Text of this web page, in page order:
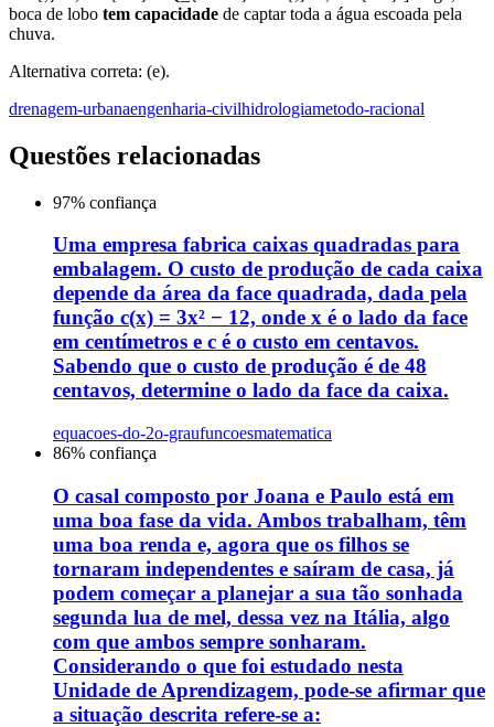
boca de lobo tem capacidade de captar toda a água escoada pela
chuva.
Alternativa correta: (e).
drenagem-urbanaengenharia-civilhidrologiametodo-racional
Questões relacionadas
97% confiança
Uma empresa fabrica caixas quadradas para
embalagem. O custo de produção de cada caixa
depende da área da face quadrada, dada pela
função c(x) = 3x² − 12, onde x é o lado da face
em centímetros e c é o custo em centavos.
Sabendo que o custo de produção é de 48
centavos, determine o lado da face da caixa.
equacoes-do-2o-graufuncoesmatematica
86% confiança
O casal composto por Joana e Paulo está em
uma boa fase da vida. Ambos trabalham, têm
uma boa renda e, agora que os filhos se
tornaram independentes e saíram de casa, já
podem começar a planejar a sua tão sonhada
segunda lua de mel, dessa vez na Itália, algo
com que ambos sempre sonharam.
Considerando o que foi estudado nesta
Unidade de Aprendizagem, pode-se afirmar que
a situação descrita refere-se a: